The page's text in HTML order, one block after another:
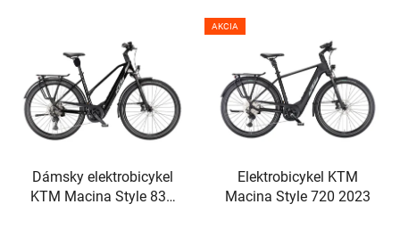
Dámsky elektrobicykel
KTM Macina Style 830
AKCIA
Elektrobicykel KTM
Macina Style 720 2023